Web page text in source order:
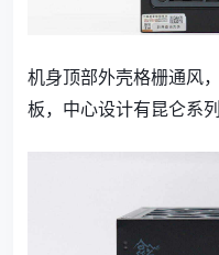
机身顶部外壳格栅通风
板，中心设计有昆仑系